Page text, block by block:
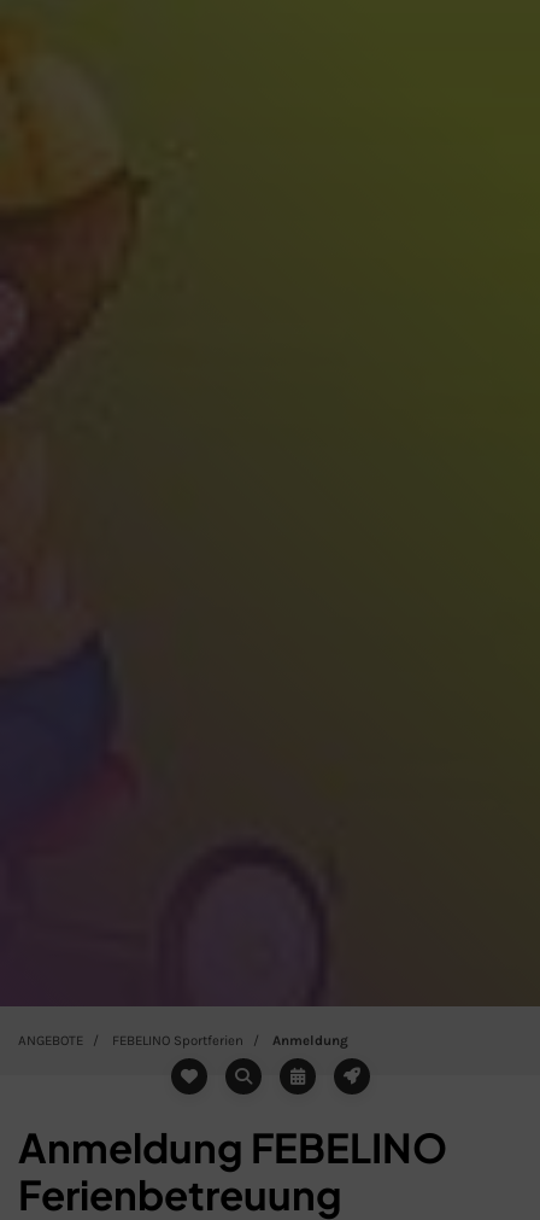
ANGEBOTE FEBELINO Sportferien Anmeldung
Anmeldung FEBELINO
Ferienbetreuung